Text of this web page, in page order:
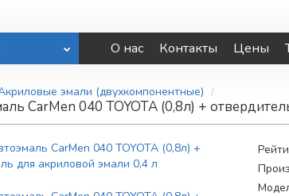
О нас Контакты Цены
эмали (двухкомпонентные)
CarMen 040 TOYOTA (0,8л) +